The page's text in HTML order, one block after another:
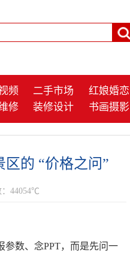
频 二手市场
红娘婚恋
修 装修设计 书画摄影
的 “价格之问”
：44054℃
数、念PPT，而是先问一